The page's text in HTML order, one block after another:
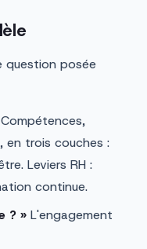
question posée
Compétences,
en trois couches :
Leviers RH :
continue.
? » L'engagement